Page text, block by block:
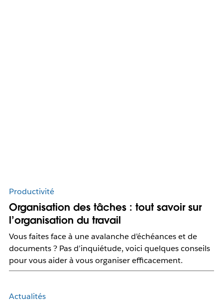
Productivité
Organisation des tâches : tout savoir sur
l’organisation du travail
Vous faites face à une avalanche d’échéances et de
documents ? Pas d’inquiétude, voici quelques conseils
pour vous aider à vous organiser efficacement.
Actualités